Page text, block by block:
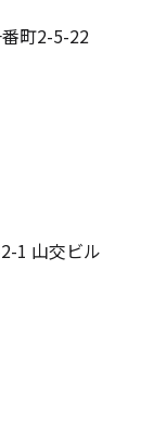
町2-5-22
1 山交ビル